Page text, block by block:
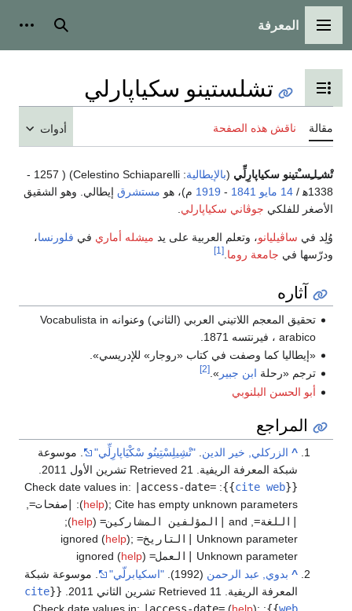
القائمة الرئيسية
المعرفة بحث
تبديل عرض جدول المحتويات
تشلستينو سكياپارلي
مقالة ناقش هذه الصفحة أدوات
تْشـِلـِسـْتينو سكياپارِلِّي (بالإيطالية:
Celestino Schiaparelli
) ( 1257 -
1338ه‍ /
14 مايو 1841
-
1919 م)، هو مستشرق إيطالي. وهو الشقيق
الأصغر للفلكي جوڤاني سكياپارلي
وُلِد في ساڤيليانو، وتعلم العربية على يد ميشله أماري في فلورنسا،
ودرّسها في جامعة روما [1]
آثاره
تحقيق المعجم اللاتيني العربي (الثاني) وعنوانه Vocabulista in
arabico ، فيرنتسه 1871.
«إيطاليا كما وصفت في كتاب «روجار» للإدريسي».
ترجم «رحلة ابن جبير ».
[2]
أبو الحسن البلنوبي
المراجع
^ الزركلي, خير الدين "تْشِيلِسْتِينُو سْكْيَاپارِلِّي"
. موسوعة
شبكة المعرفة الريفية
{{
cite web
}}
:
Check date values in:
|access-date=
(help);Cite has empty unknown parameters: |صفحات=,
|اللغة=, and |المؤلفين المشاركين=(
help
)
;
Unknown parameter
|التاريخ=ignored (
help);
Unknown parameter
|العمل=ignored (
help)
^ بدوي, عبد الرحمن (1992). "اسكيابرلّي"
. موسوعة شبكة
المعرفة الريفية. Retrieved 11 تشرين الثاني 2011 .
{{
cite